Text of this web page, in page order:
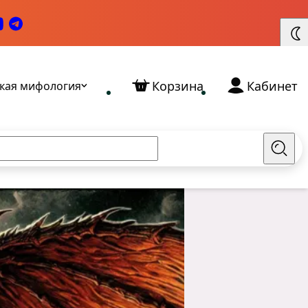
Славянские Богини: кто
мифология Корзина Кабинет